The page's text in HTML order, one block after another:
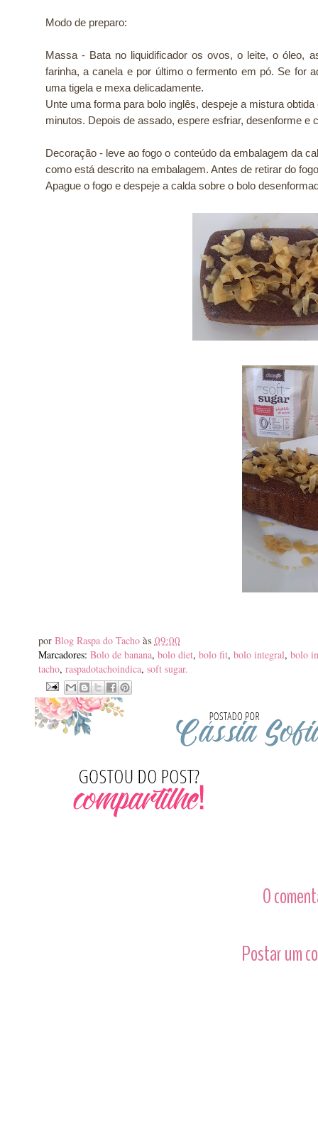
Modo de preparo:
Massa - Bata no liquidificador os ovos, o leite, o óleo,
farinha, a canela e por último o fermento em pó. Se for
uma tigela e mexa delicadamente.
Unte uma forma para bolo inglês, despeje a mistura
minutos. Depois de assado, espere esfriar, desenforme e
Decoração - leve ao fogo o conteúdo da embalagem da
como está descrito na embalagem. Antes de retirar do
Apague o fogo e despeje a calda sobre o bolo
por Blog Raspa do Tacho às 09:00
Marcadores: Bolo de banana, bolo diet, bolo fit, bolo integral, bolo
tacho, raspadotachoindica, soft sugar.
0
Postar um